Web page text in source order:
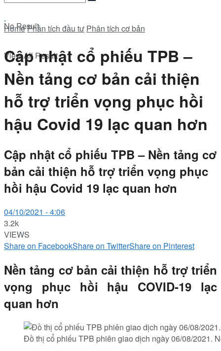
No Result
View All Result
HomePhân tích đầu tư Phân tích cơ bản
Cập nhật cổ phiếu TPB –
Nền tảng cơ bản cải thiện
hỗ trợ triển vọng phục hồi
hậu Covid 19 lạc quan hơn
Cập nhật cổ phiếu TPB – Nền tảng cơ
bản cải thiện hỗ trợ triển vọng phục
hồi hậu Covid 19 lạc quan hơn
04/10/2021 - 4:06
3.2k
VIEWS
Share on FacebookShare on TwitterShare on Pinterest
Nền tảng cơ bản cải thiện hỗ trợ triển
vọng phục hồi
hậu COVID-19 lạc
quan hơn
Đồ thị cổ phiếu TPB phiên giao dịch ngày 06/08/2021.